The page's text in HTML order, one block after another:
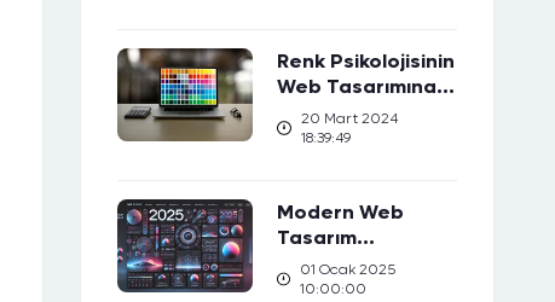
Renk Psikolojisinin
Web Tasarımına
Etkisi: Hedef
Kitlenizi Nasıl
20 Mart 2024
18:39:49
Modern Web
Tasarım
Trendleri: 2025’e
Hazırlık
01 Ocak 2025
10:00:00
×